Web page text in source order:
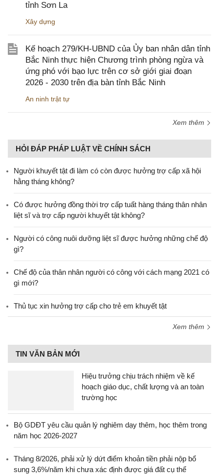
tỉnh Sơn La
Xây dựng
Kế hoạch 279/KH-UBND của Ủy ban nhân dân tỉnh
Bắc Ninh thực hiện Chương trình phòng ngừa và
ứng phó với bạo lực trên cơ sở giới giai đoạn
2026 - 2030 trên địa bàn tỉnh Bắc Ninh
An ninh trật tự
Xem thêm
HỎI ĐÁP PHÁP LUẬT VỀ CHÍNH SÁCH
Người khuyết tật đi làm có còn được hưởng trợ cấp xã hội
hằng tháng không?
​Có được hưởng đồng thời trợ cấp tuất hàng tháng thân nhân
liệt sĩ và trợ cấp người khuyết tật không?
Người có công nuôi dưỡng liệt sĩ được hưởng những chế độ
gì?
Chế độ của thân nhân người có công với cách mạng 2021 có
gì mới?
Thủ tục xin hưởng trợ cấp cho trẻ em khuyết tật
Xem thêm
TIN VĂN BẢN MỚI
Hiệu trưởng chịu trách nhiệm về kế
hoạch giáo dục, chất lượng và an toàn
trường học
Bộ GDĐT yêu cầu quản lý nghiêm dạy thêm, học thêm trong
năm học 2026-2027
Tháng 8/2026, phải xử lý dứt điểm khoản tiền phải nộp bổ
sung 3,6%/năm khi chưa xác định được giá đất cụ thể